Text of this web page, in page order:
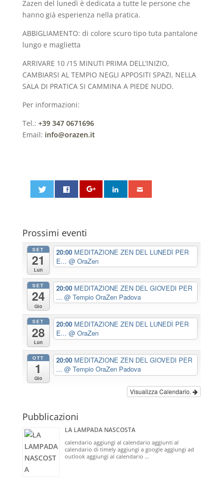
Zazen del lunedì è dedicata a tutte le persone che
hanno già esperienza nella pratica.
ABBIGLIAMENTO: di colore scuro tipo tuta pantalone
lungo e maglietta
ARRIVARE 10 /15 MINUTI PRIMA DELL’INIZIO,
CAMBIARSI AL TEMPIO NEGLI APPOSITI SPAZI, NELLA
SALA DI PRATICA SI CAMMINA A PIEDE NUDO.
Per informazioni:
Tel.: +39 347 0671696
Email: info@orazen.it
Prossimi eventi
SET
21
Lun
20:00 MEDITAZIONE ZEN DEL LUNEDÌ PER
E...@ OraZen
SET
24
Gio
20:00 MEDITAZIONE ZEN DEL GIOVEDI PER
...@ Tempio OraZen Padova
SET
28
Lun
20:00 MEDITAZIONE ZEN DEL LUNEDÌ PER
E...@ OraZen
OTT
1
Gio
20:00 MEDITAZIONE ZEN DEL GIOVEDI PER
...@ Tempio OraZen Padova
Visualizza Calendario.
Pubblicazioni
LA LAMPADA NASCOSTA
calendario aggiungi al calendario aggiunti al
calendario di timely aggiungi a google aggiungi ad
outlook aggiungi al calendario …